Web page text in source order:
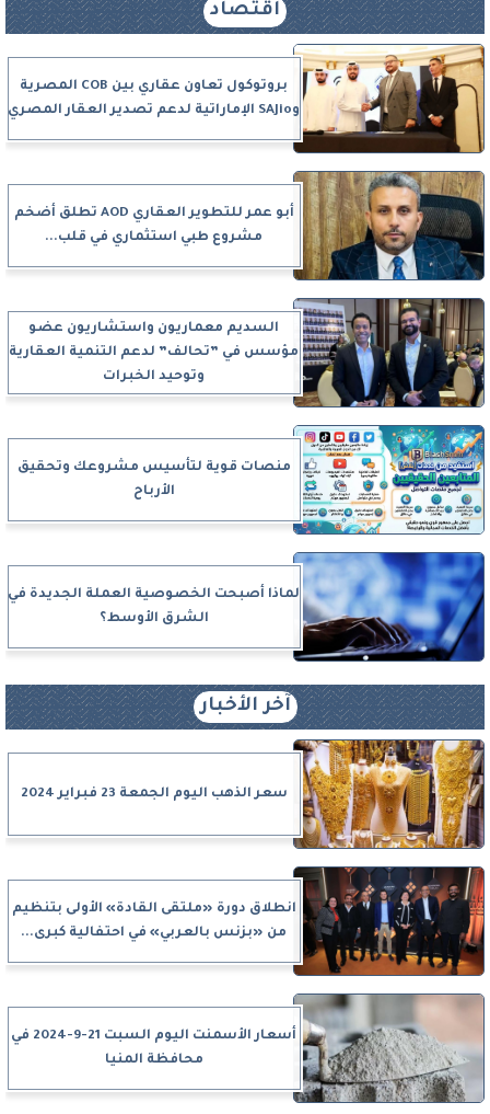
اقتصاد
بروتوكول تعاون عقاري بين COB المصرية
وSAJio الإماراتية لدعم تصدير العقار المصري
أبو عمر للتطوير العقاري AOD تطلق أضخم
مشروع طبي استثماري في قلب...
السديم معماريون واستشاريون عضو
مؤسس في ”تحالف” لدعم التنمية العقارية
وتوحيد الخبرات
منصات قوية لتأسيس مشروعك وتحقيق
الأرباح
لماذا أصبحت الخصوصية العملة الجديدة في
الشرق الأوسط؟
آخر الأخبار
سعر الذهب اليوم الجمعة 23 فبراير 2024
انطلاق دورة «ملتقى القادة» الأولى بتنظيم
من «بزنس بالعربي» في احتفالية كبرى...
أسعار الأسمنت اليوم السبت 21-9-2024 في
محافظة المنيا